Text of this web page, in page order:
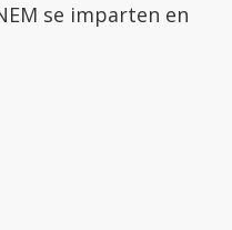
se imparten en